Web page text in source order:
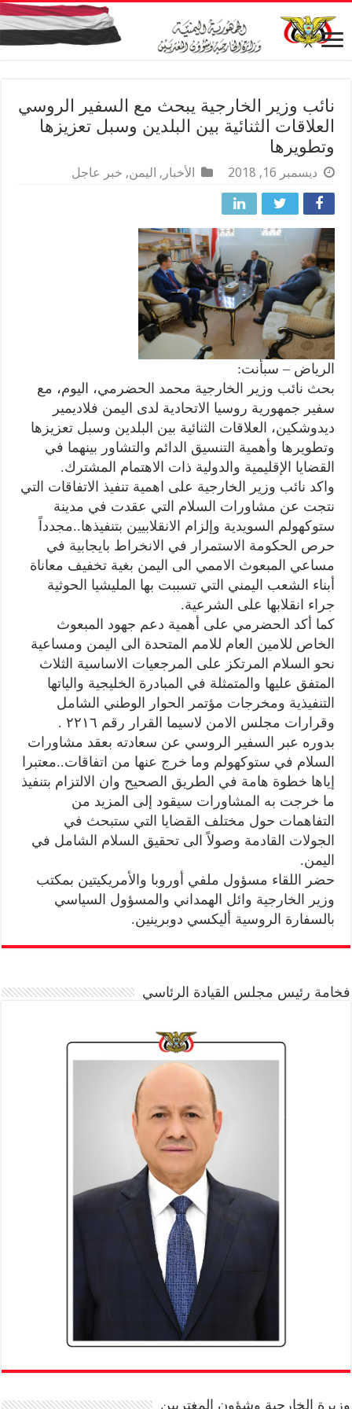
نائب وزير الخارجية يبحث مع السفير الروسي
العلاقات الثنائية بين البلدين وسبل تعزيزها
وتطويرها
ديسمبر 16, 2018 الأخبار , اليمن, خبر عاجل
الرياض – سبأنت:
بحث نائب وزير الخارجية محمد الحضرمي، اليوم، مع
سفير جمهورية روسيا الاتحادية لدى اليمن فلاديمير
ديدوشكين، العلاقات الثنائية بين البلدين وسبل تعزيزها
وتطويرها وأهمية التنسيق الدائم والتشاور بينهما في
القضايا الإقليمية والدولية ذات الاهتمام المشترك.
واكد نائب وزير الخارجية على اهمية تنفيذ الاتفاقات التي
نتجت عن مشاورات السلام التي عقدت في مدينة
ستوكهولم السويدية وإلزام الانقلابيين بتنفيذها..مجدداً
حرص الحكومة الاستمرار في الانخراط بايجابية في
مساعي المبعوث الاممي الى اليمن بغية تخفيف معاناة
أبناء الشعب اليمني التي تسببت بها المليشيا الحوثية
جراء انقلابها على الشرعية.
كما أكد الحضرمي على أهمية دعم جهود المبعوث
الخاص للامين العام للامم المتحدة الى اليمن ومساعية
نحو السلام المرتكز على المرجعيات الاساسية الثلاث
المتفق عليها والمتمثلة في المبادرة الخليجية والياتها
التنفيذية ومخرجات مؤتمر الحوار الوطني الشامل
وقرارات مجلس الامن لاسيما القرار رقم ٢٢١٦ .
بدوره عبر السفير الروسي عن سعادته بعقد مشاورات
السلام في ستوكهولم وما خرج عنها من اتفاقات..معتبرا
إياها خطوة هامة في الطريق الصحيح وان الالتزام بتنفيذ
ما خرجت به المشاورات سيقود إلى المزيد من
التفاهمات حول مختلف القضايا التي ستبحث في
الجولات القادمة وصولاً الى تحقيق السلام الشامل في
اليمن.
حضر اللقاء مسؤول ملفي أوروبا والأمريكيتين بمكتب
وزير الخارجية وائل الهمداني والمسؤول السياسي
بالسفارة الروسية أليكسي دوبرينين.
فخامة رئيس مجلس القيادة الرئاسي
وزيرة الخارجية وشؤون المغتربين